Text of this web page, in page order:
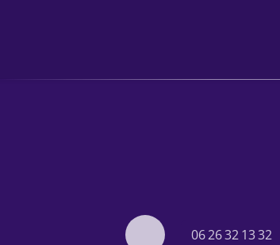
06 26 32 13 32